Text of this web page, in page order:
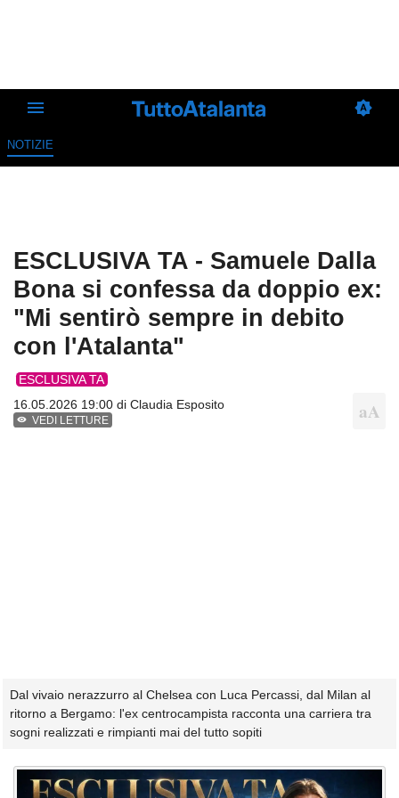
NOTIZIE
ESCLUSIVA TA - Samuele Dalla
Bona si confessa da doppio ex:
"Mi sentirò sempre in debito
con l'Atalanta"
ESCLUSIVA TA
16.05.2026 19:00 di Claudia Esposito
VEDI LETTURE
Dal vivaio nerazzurro al Chelsea con Luca Percassi, dal Milan al
ritorno a Bergamo: l'ex centrocampista racconta una carriera tra
sogni realizzati e rimpianti mai del tutto sopiti